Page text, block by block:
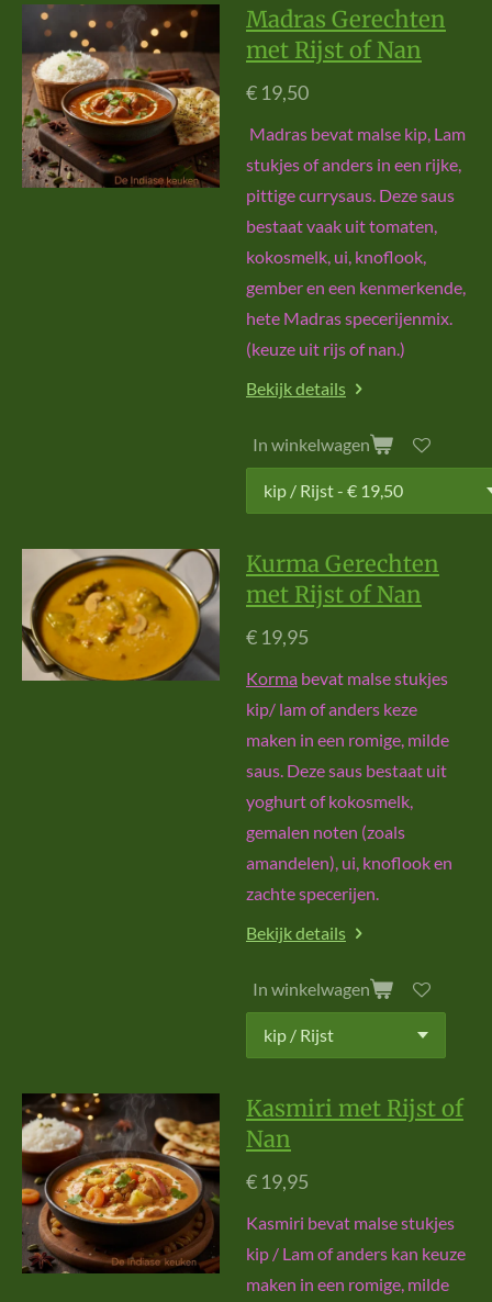
Madras Gerechten
met Rijst of Nan
€ 19,50
Madras bevat malse kip, Lam
stukjes of anders in een rijke,
pittige currysaus. Deze saus
bestaat vaak uit tomaten,
kokosmelk, ui, knoflook,
gember en een kenmerkende,
hete Madras specerijenmix.
(keuze uit rijs of nan.)
Bekijk details
In winkelwagen
Kurma Gerechten
met Rijst of Nan
€ 19,95
Korma bevat malse stukjes
kip/ lam of anders keze
maken in een romige, milde
saus. Deze saus bestaat uit
yoghurt of kokosmelk,
gemalen noten (zoals
amandelen), ui, knoflook en
zachte specerijen.
Bekijk details
In winkelwagen
Kasmiri met Rijst of
Nan
€ 19,95
Kasmiri bevat malse stukjes
kip / Lam of anders kan keuze
maken in een romige, milde